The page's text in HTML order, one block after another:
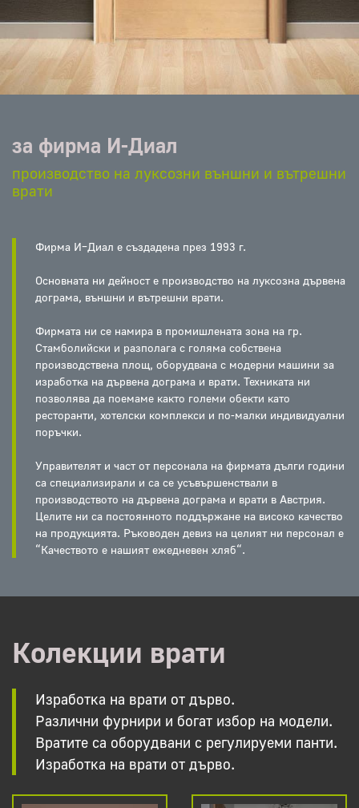
за фирма И-Диал
производство на луксозни външни и вътрешни
врати
Фирма И–Диал е създадена през 1993 г.
Основната ни дейност е производство на луксозна дървена
дограма, външни и вътрешни врати.
Фирмата ни се намира в промишлената зона на гр.
Стамболийски и разполага с голяма собствена
производствена площ, оборудвана с модерни машини за
изработка на дървена дограма и врати. Техниката ни
позволява да поемаме както големи обекти като
ресторанти, хотелски комплекси и по-малки индивидуални
поръчки.
Управителят и част от персонала на фирмата дълги години
са специализирали и са се усъвършенствали в
производството на дървена дограма и врати в Австрия.
Целите ни са постоянното поддържане на високо качество
на продукцията. Ръководен девиз на целият ни персонал е
“Качеството е нашият ежедневен хляб“.
Колекции врати
Изработка на врати от дърво.
Различни фурнири и богат избор на модели.
Вратите са оборудвани с регулируеми панти.
Изработка на врати от дърво.